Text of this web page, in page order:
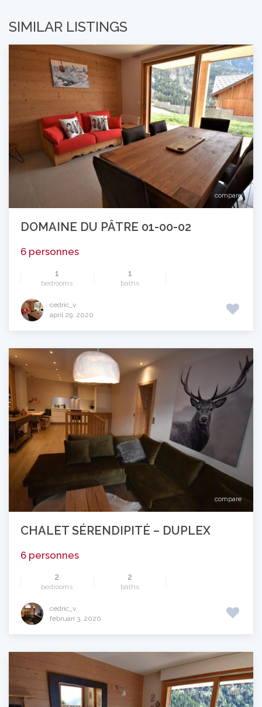
SIMILAR LISTINGS
compare
DOMAINE DU PÂTRE 01-00-02
6 personnes
1
bedrooms
1
baths
cedric_v
april 29, 2020
compare
CHALET SÉRENDIPITÉ – DUPLEX
6 personnes
2
bedrooms
2
baths
cedric_v
februari 3, 2020